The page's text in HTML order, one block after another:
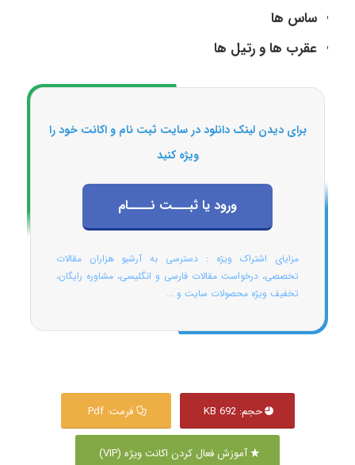
ساس ها
عقرب ها و رتیل ها
برای دیدن لینک دانلود در سایت ثبت نام و اکانت خود را
ویژه کنید
ورود یا ثبـــت نــــام
مزایای اشتراک ویژه : دسترسی به آرشیو هزاران مقالات
تخصصی، درخواست مقالات فارسی و انگلیسی، مشاوره رایگان،
تخفیف ویژه محصولات سایت و ...
حجم: 692 KB فرمت: Pdf
آموزش فعال کردن اکانت ویژه (VIP)